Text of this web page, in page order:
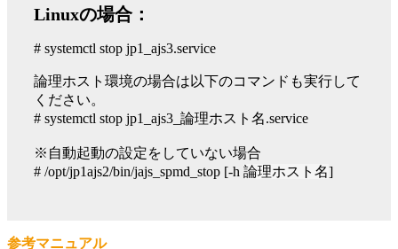
Linuxの場合：
# systemctl stop jp1_ajs3.service
論理ホスト環境の場合は以下のコマンドも実行して
ください。
# systemctl stop jp1_ajs3_論理ホスト名.service
※自動起動の設定をしていない場合
# /opt/jp1ajs2/bin/jajs_spmd_stop [-h 論理ホスト名]
参考マニュアル